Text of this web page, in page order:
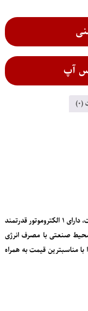
آپ
پرده هوا میتسویی مدل IM2011|طول 110 سانت، دارای 1 الکتروموتور قدرتمند
صنعتی با مصرف انرژی
با مناسبترین قیمت به همراه